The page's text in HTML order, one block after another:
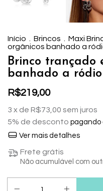
Início Brincos Maxi
orgânicos banhado a
Brinco trançado
banhado a
R$219,00
3 x de R$73,00 sem juros
5% de desconto pagando
Ver mais detalhes
Frete grátis
Não acumulável com